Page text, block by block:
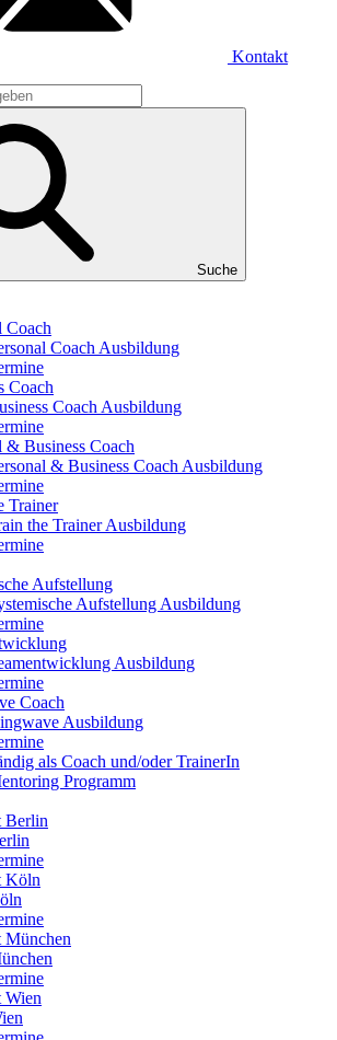
Kontakt
Suche
Coach
Coach Ausbildung
Coach
Coach Ausbildung
& Business Coach
& Business Coach Ausbildung
Trainer
the Trainer Ausbildung
Aufstellung
Aufstellung Ausbildung
Ausbildung
Coach
Ausbildung
als Coach und/oder TrainerIn
Programm
Berlin
Köln
München
Wien